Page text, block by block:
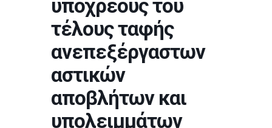
υπόχρεους του
τέλους ταφής
ανεπεξέργαστων
αστικών
αποβλήτων και
υπολειμμάτων